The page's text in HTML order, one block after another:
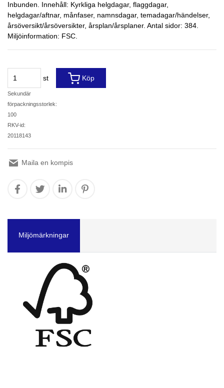
Inbunden. Innehåll: Kyrkliga helgdagar, flaggdagar,
helgdagar/aftnar, månfaser, namnsdagar, temadagar/händelser,
årsöversikt/årsöversikter, årsplan/årsplaner. Antal sidor: 384.
Miljöinformation: FSC.
st
Sekundär
förpackningsstorlek:
100
RKV-id:
20118143
Köp
Maila en kompis
Miljömärkningar